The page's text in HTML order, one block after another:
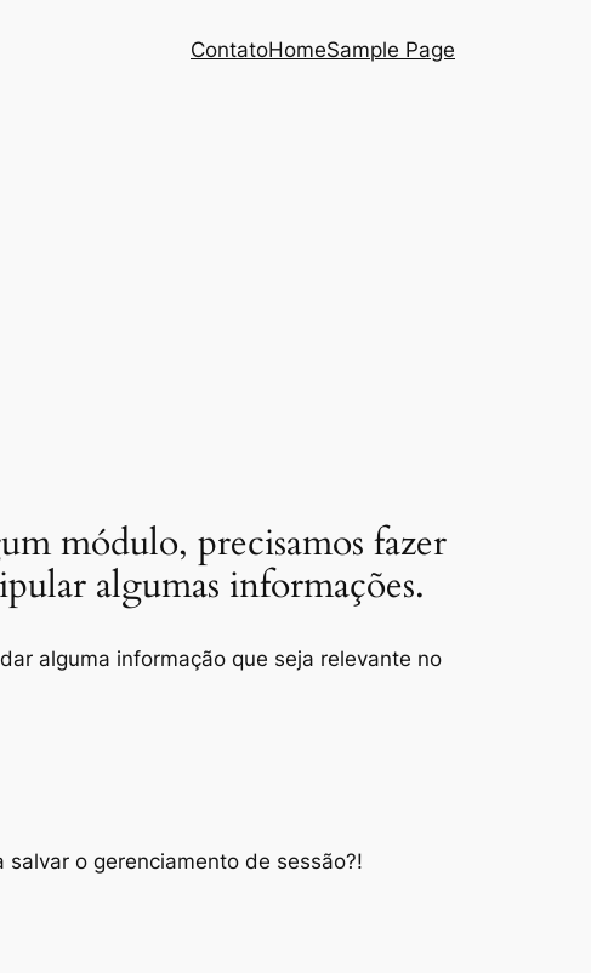
ContatoHomeSample Page
módulo, precisamos fazer
algumas informações.
alguma informação que seja relevante no
o gerenciamento de sessão?!